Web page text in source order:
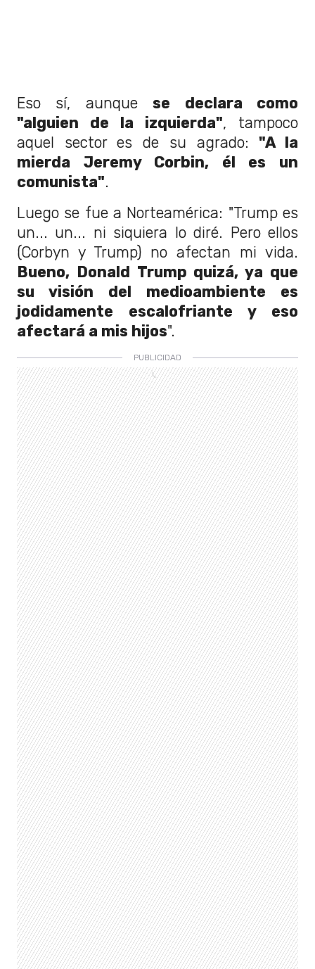
Eso sí, aunquese declara como
"alguien de la izquierda", tampoco
aquel sector es de su agrado:"A la
mierda Jeremy Corbin, él es un
comunista".
Luego se fue a Norteamérica: "Trump es
un... un... ni siquiera lo diré. Pero ellos
(Corbyn y Trump) no afectan mi vida.
Bueno, Donald Trump quizá, ya que
su visión del medioambiente es
jodidamente escalofriante y eso
afectará a mis hijos".